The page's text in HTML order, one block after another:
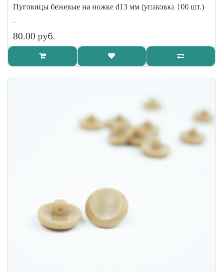
Пуговицы бежевые на ножке d13 мм (упаковка 100 шт.)
..
80.00 руб.